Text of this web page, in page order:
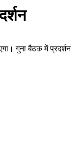
गुना बैठक में प्रदर्शन